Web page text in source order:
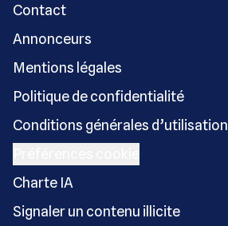
Contact
Annonceurs
Mentions légales
Politique de confidentialité
Conditions générales d’utilisation
Charte IA
Signaler un contenu illicite